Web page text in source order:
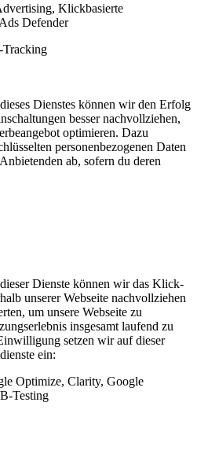
Klickbasierte
Defender
Tracking
Dienstes können wir den Erfolg
besser nachvollziehen,
optimieren. Dazu
personenbezogenen Daten
ab, sofern du deren
Dienste können wir das Klick-
unserer Webseite nachvollziehen
um unsere Webseite zu
insgesamt laufend zu
setzen wir auf dieser
ein:
Optimize, Clarity, Google
Testing